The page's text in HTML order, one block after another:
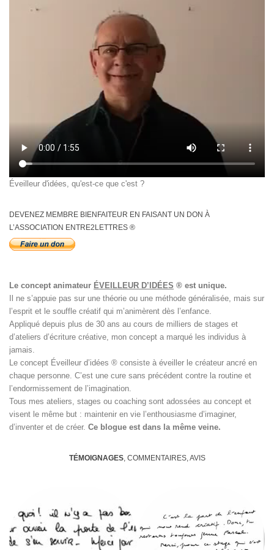
Éveilleur d'idées, qu'est-ce que c'est ?
DEVENEZ MEMBRE BIENFAITEUR EN FAISANT UN DON À
L’ASSOCIATION ENTRE2LETTRES ®
Le concept animateur ÉVEILLEUR D’IDÉES ® est unique.
Il ne s’appuie pas sur une théorie ou une méthode généralisée, mais sur
l’esprit et le souffle créatif qui m’animèrent dès l’enfance.
Appliqué depuis plus de 30 ans au cours de milliers de stages et
d’ateliers d’écriture créative, mon concept a marqué les individus à
jamais.
Le concept Éveilleur d’idées ® consiste à éveiller le créateur ancré en
chaque personne. C’est une cure sans précédent contre la routine et
l’endormissement de l’imagination.
Tous mes ateliers, stages ou coaching sont adossées au concept et
visent le même but : maintenir en vie l’enthousiasme d’imaginer,
d’inventer et de créer. Ce blogue est dans la même veine.
TÉMOIGNAGES, COMMENTAIRES, AVIS